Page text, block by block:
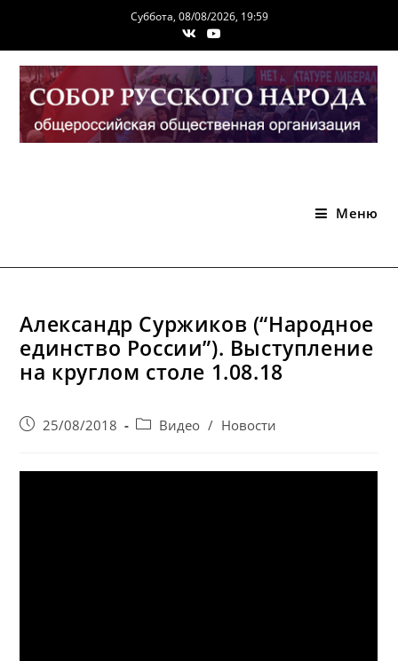
содержимому
Суббота, 08/08/2026, 19:59
Меню
Александр Суржиков (“Народное
единство России”). Выступление
на круглом столе 1.08.18
Запись25/08/2018
PostВидео / Новости